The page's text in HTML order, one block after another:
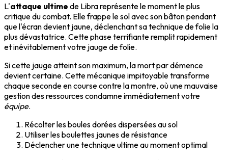
L'attaque ultime de Libra représente le moment le plus
critique du combat. Elle frappe le sol avec son bâton pendant
que l'écran devient jaune, déclenchant sa technique de folie la
plus dévastatrice. Cette phase terrifiante remplit rapidement
et inévitablement votre jauge de folie.
Si cette jauge atteint son maximum, la mort par démence
devient certaine. Cette mécanique impitoyable transforme
chaque seconde en course contre la montre, où une mauvaise
gestion des ressources condamne immédiatement votre
équipe.
Récolter les boules dorées dispersées au sol
Utiliser les boulettes jaunes de résistance
Déclencher une technique ultime au moment optimal